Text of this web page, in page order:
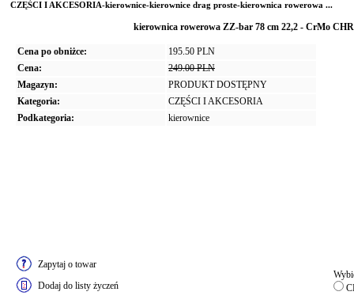
CZĘŚCI I AKCESORIA-kierownice-kierownice drag proste-kierownica rowerowa ...
kierownica rowerowa ZZ-bar 78 cm 22,2 - CrMo
Cena po obniżce:
195.50 PLN
Cena:
249.00 PLN
Magazyn:
PRODUKT DOSTĘPNY
Kategoria:
CZĘŚCI I AKCESORIA
Podkategoria:
kierownice
Zapytaj o towar
Dodaj do listy życzeń